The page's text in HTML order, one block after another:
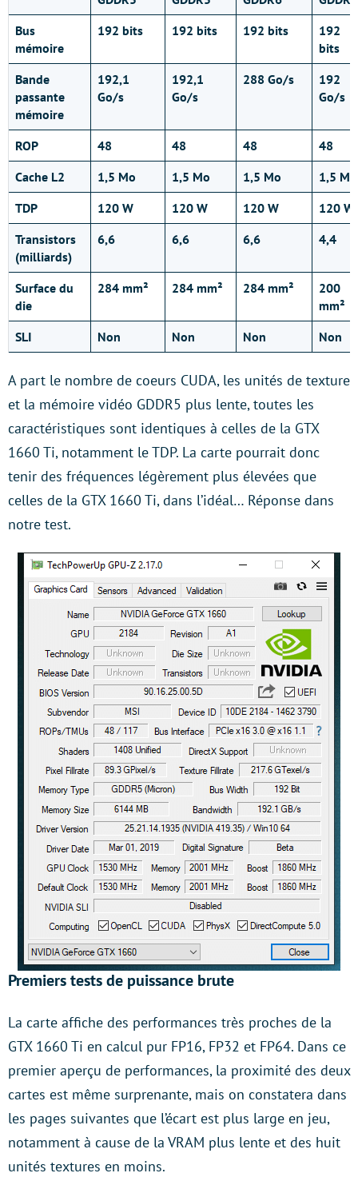
Bus
mémoire
192 bits 192 bits 192 bits
192
bits
Bande
passante
mémoire
192,1
Go/s
192,1
Go/s
288 Go/s
192
Go/s
ROP 48 48 48
48
Cache L2
1,5 Mo 1,5 Mo 1,5 Mo
1,5 Mo
TDP
120 W 120 W 120 W
120 W
Transistors
(milliards)
6,6 6,6 6,6 4,4
Surface du
die
284 mm² 284 mm² 284 mm²
200
mm²
SLI
Non Non Non Non
A part le nombre de coeurs CUDA, les unités de texture
et la mémoire vidéo GDDR5 plus lente, toutes les
caractéristiques sont identiques à celles de la GTX
1660 Ti, notamment le TDP. La carte pourrait donc
tenir des fréquences légèrement plus élevées que
celles de la GTX 1660 Ti, dans l’idéal… Réponse dans
notre test.
Premiers tests de puissance brute
La carte affiche des performances très proches de la
GTX 1660 Ti en calcul pur FP16, FP32 et FP64. Dans ce
premier aperçu de performances, la proximité des deux
cartes est même surprenante, mais on constatera dans
les pages suivantes que l’écart est plus large en jeu,
notamment à cause de la VRAM plus lente et des huit
unités textures en moins.